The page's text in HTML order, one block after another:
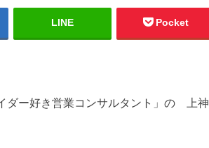
LINE Pocket
ダー好き営業コンサルタント」の 上神